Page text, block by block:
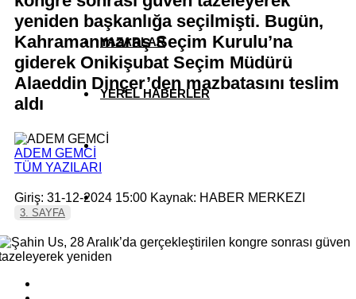
YAZARLAR
YEREL HABERLER
yeniden başkanlığa seçilmişti. Bugün,
Kahramanmaraş Seçim Kurulu’na
giderek Onikişubat Seçim Müdürü
Alaeddin Dinçer’den mazbatasını teslim
aldı
ADEM GEMCİ
TÜM YAZILARI
Giriş: 31-12-2024 15:00 Kaynak: HABER MERKEZI
3. SAYFA